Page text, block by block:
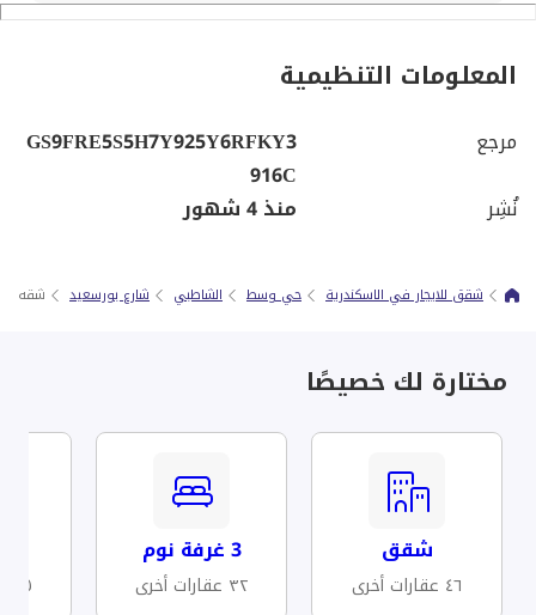
المعلومات التنظيمية
مرجع
GS9FRE5S5H7Y925Y6RFKY3
916C
نُشِر
منذ 4 شهور
شقق للايجار في الاسكندرية حي وسط الشاطبي شارع بورسعيد شقه
مختارة لك خصيصًا
شقق
٤٦ عقارات أخرى
3 غرفة نوم
٣٢ عقارات أخرى ٢٥ عقارات أخرى